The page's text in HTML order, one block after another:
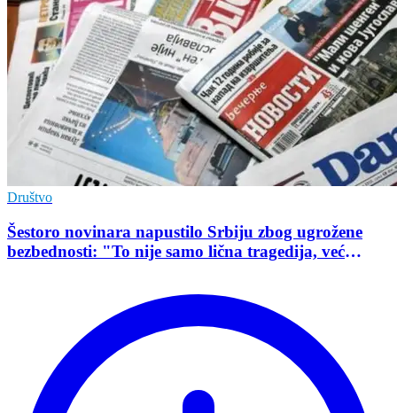
Društvo
Šestoro novinara napustilo Srbiju zbog ugrožene
bezbednosti: "To nije samo lična tragedija, već